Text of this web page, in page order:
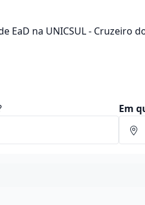
EaD na UNICSUL - Cruzeiro
Em